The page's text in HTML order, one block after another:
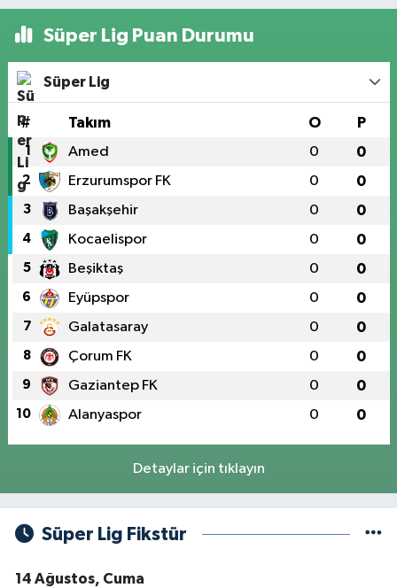
Süper Lig Puan Durumu
Süper Lig
# Takım O P
1 Amed 0 0
2 Erzurumspor FK 0 0
3 Başakşehir 0 0
4 Kocaelispor 0 0
5 Beşiktaş 0 0
6 Eyüpspor 0 0
7 Galatasaray 0 0
8 Çorum FK 0 0
9 Gaziantep FK 0 0
10 Alanyaspor 0 0
Detaylar için tıklayın
Süper Lig Fikstür
14 Ağustos, Cuma